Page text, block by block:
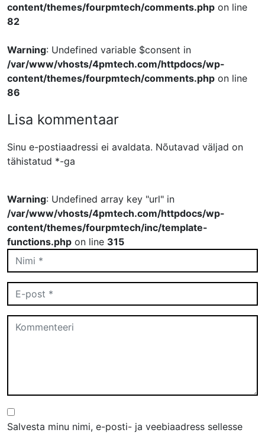
content/themes/fourpmtech/comments.php on line
82
Warning: Undefined variable $consent in
/var/www/vhosts/4pmtech.com/httpdocs/wp-
content/themes/fourpmtech/comments.php on line
86
Lisa kommentaar
Sinu e-postiaadressi ei avaldata. Nõutavad väljad on
tähistatud *-ga
Warning: Undefined array key "url" in
/var/www/vhosts/4pmtech.com/httpdocs/wp-
content/themes/fourpmtech/inc/template-
functions.php on line 315
Salvesta minu nimi, e-posti- ja veebiaadress sellesse